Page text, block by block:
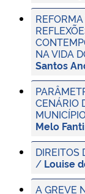
NA VIDA
Santos
CENÁRIO
Melo
DIREITOS
/ Louise
A GREVE